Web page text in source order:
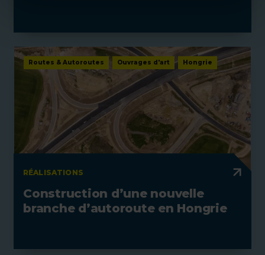
Routes & Autoroutes Ouvrages d'art Hongrie
RÉALISATIONS
Construction d’une nouvelle
branche d’autoroute en Hongrie